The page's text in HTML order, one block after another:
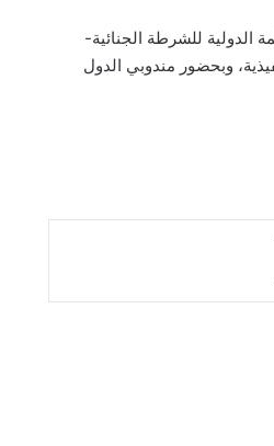
الدولية للشرطة الجنائية-
وبحضور مندوبي الدول